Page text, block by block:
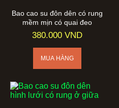
Bao cao su đôn dên có rung
mềm mịn có quai đeo
380.000 VND